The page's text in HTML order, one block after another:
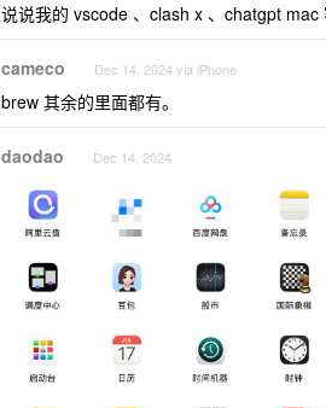
说说我的 vscode 、clash x 、chatgpt
cameco Dec 14, 2024 via iPhone
brew 其余的里面都有。
daodao Dec 14, 2024